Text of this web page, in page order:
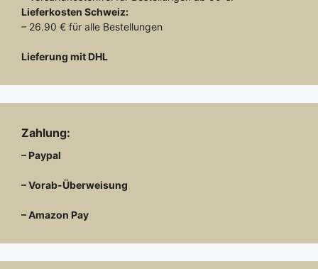
Lieferkosten Schweiz:
– 26.90 € für alle Bestellungen
Lieferung mit DHL
Zahlung:
– Paypal
– Vorab-Überweisung
– Amazon Pay